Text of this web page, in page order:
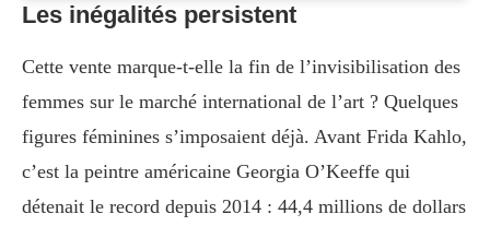
Les inégalités persistent
Cette vente marque-t-elle la fin de l’invisibilisation des
femmes sur le marché international de l’art ? Quelques
figures féminines s’imposaient déjà. Avant Frida Kahlo,
c’est la peintre américaine Georgia O’Keeffe qui
détenait le record depuis 2014 : 44,4 millions de dollars